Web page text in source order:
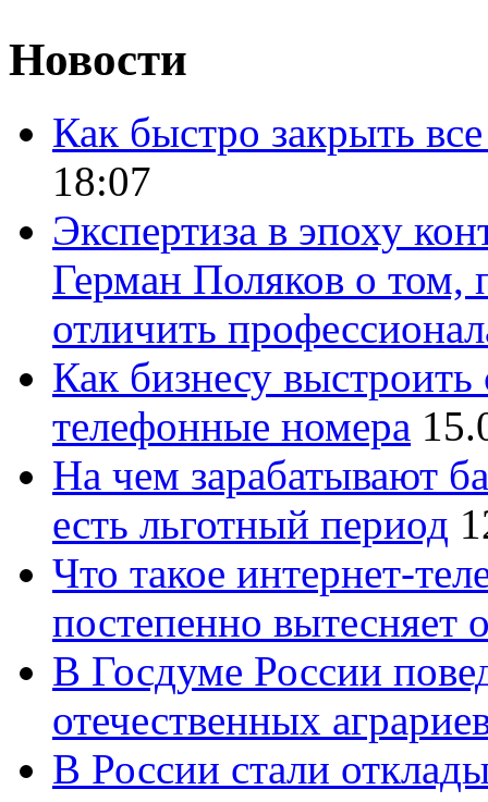
Новости
Как быстро закрыть
18:07
Экспертиза в эпоху
Герман Поляков о том,
отличить
Как бизнесу
телефонные номера
На чем зарабатывают
есть льготный период
Что такое интернет-
постепенно вытесняет
В Госдуме России
отечественных
В России стали